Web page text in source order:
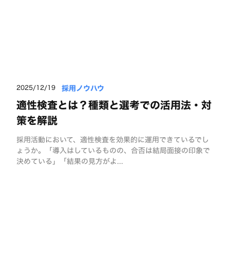
2025/12/19 採用ノウハウ
適性検査とは？種類と選考での活用法・対
策を解説
採用活動において、適性検査を効果的に運用できているでし
ょうか。「導入はしているものの、合否は結局面接の印象で
決めている」「結果の見方がよ...